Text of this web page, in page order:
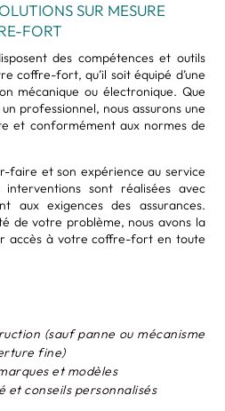
SUR MESURE
FORT
des compétences et outils
coffre-fort, qu’il soit équipé d’une
mécanique ou électronique. Que
professionnel, nous assurons une
et conformément aux normes de
faire et son expérience au service
sont réalisées avec
aux exigences des assurances.
de votre problème, nous avons la
accès à votre coffre-fort en toute
(sauf panne ou mécanisme
fine)
et modèles
et conseils personnalisés